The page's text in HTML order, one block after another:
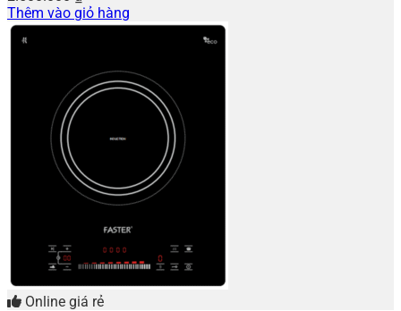
Thêm vào giỏ hàng
Online giá rẻ